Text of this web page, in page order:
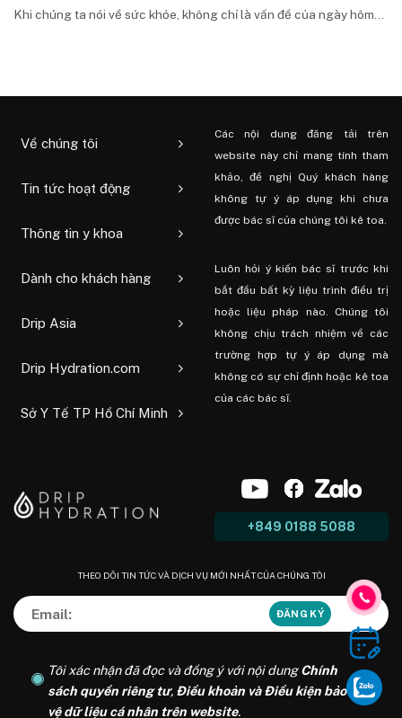
Khi chúng ta nói về sức khỏe, không chỉ là vấn đề của ngày hôm...
Về chúng tôi
Tin tức hoạt động
Thông tin y khoa
Dành cho khách hàng
Drip Asia
Drip Hydration.com
Sở Y Tế TP Hồ Chí Minh
Các nội dung đăng tải trên
website này chỉ mang tính tham
khảo, đề nghị Quý khách hàng
không tự ý áp dụng khi chưa
được bác sĩ của chúng tôi kê toa.
Luôn hỏi ý kiến ​​bác sĩ trước khi
bắt đầu bất kỳ liệu trình điều trị
hoặc liệu pháp nào. Chúng tôi
không chịu trách nhiệm về các
trường hợp tự ý áp dụng mà
không có sự chỉ định hoặc kê toa
của các bác sĩ.
+849 0188 5088
THEO DÕI TIN TỨC VÀ DỊCH VỤ MỚI NHẤT CỦA CHÚNG TÔI
Tôi xác nhận đã đọc và đồng ý với nội dungChính
sách quyền riêng tư, Điều khoản và Điều kiện bảo
vệ dữ liệu cá nhân trên website.